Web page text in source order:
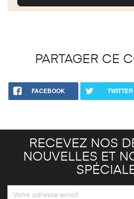
PARTAGER CE
FACEBOOK TWITTER
RECEVEZ NOS
NOUVELLES ET